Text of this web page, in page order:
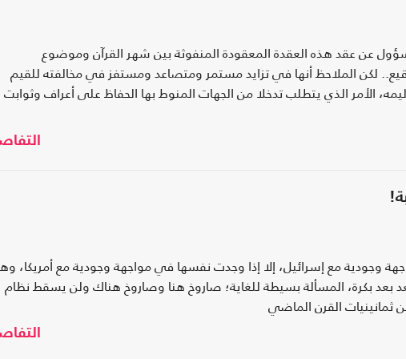
عن عقد هذه العقدة المعقودة المنفوثة بين شهر القرآن وموضوع
لكن الملاحظ أنها في تزايد مستمر ومتصاعد ومستفز في مخالفته للقيم
الأمر الذي يتطلب تدخلا من الجهات المنوط بها الحفاظ على أعراف
وجودية مع إسرائيل، إلا إذا وجدت نفسها في مواجهة وجودية مع أمريكا،
بعد بكرة، المسألة بسيطة للغاية؛ صاروخ هنا وصاروخ هناك ولن يسقط نظام
القرن الماضي